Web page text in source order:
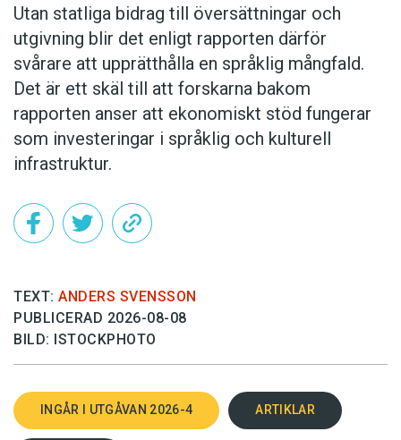
Utan statliga bidrag till översättningar och
utgivning blir det enligt rapporten därför
svårare att upprätthålla en språklig mångfald.
Det är ett skäl till att forskarna bakom
rapporten anser att ekonomiskt stöd fungerar
som investeringar i språklig och kulturell
infrastruktur.
TEXT: ANDERS SVENSSON
PUBLICERAD 2026-08-08
BILD: ISTOCKPHOTO
INGÅR I UTGÅVAN 2026-4 ARTIKLAR